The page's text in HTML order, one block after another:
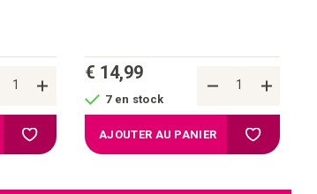
Ajouter à la liste d'achats
€ 14,99
7 en stock
AJOUTER AU PANIER Ajouter à